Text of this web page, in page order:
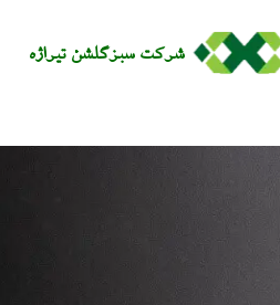
شرکت سبزگلشن تيراژه​​​​​​​​​​​​​​​​​​​​​